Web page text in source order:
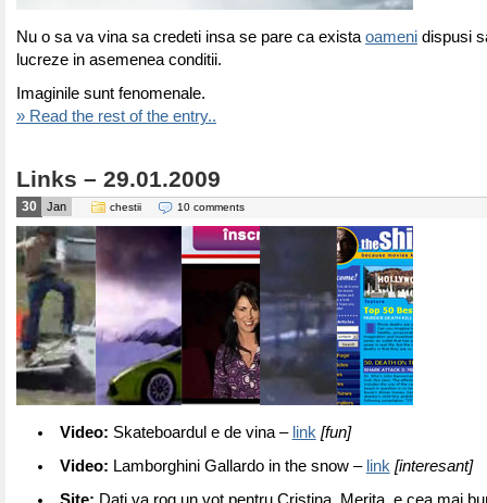
Nu o sa va vina sa credeti insa se pare ca exista oameni dispusi
lucreze in asemenea conditii.
Imaginile sunt fenomenale.
» Read the rest of the entry..
Links – 29.01.2009
30 Jan chestii 10 comments
Video: Skateboardul e de vina – link [fun]
Video: Lamborghini Gallardo in the snow – link [interesant]